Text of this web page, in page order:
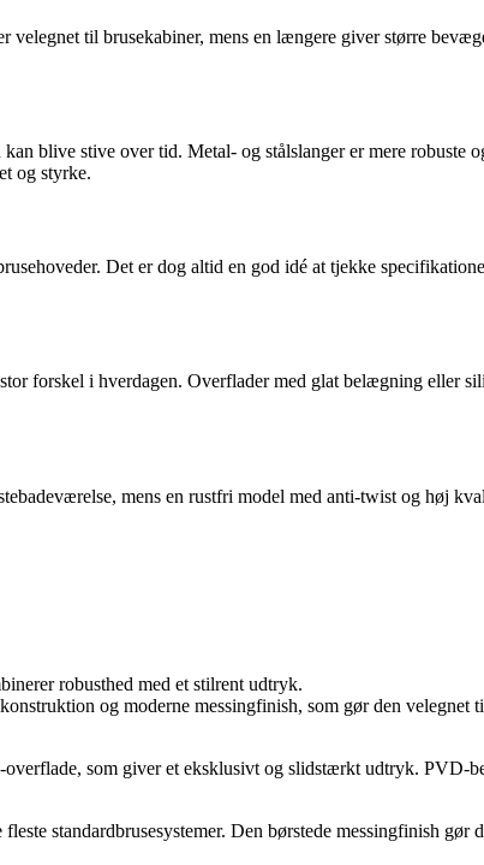
til brusekabiner, mens en længere giver større
blive stive over tid. Metal- og stålslanger er mere
og styrke.
Det er dog altid en god idé at tjekke
forskel i hverdagen. Overflader med glat belægning eller
mens en rustfri model med anti-twist og høj
robusthed med et stilrent udtryk.
og moderne messingfinish, som gør den
som giver et eksklusivt og slidstærkt udtryk. PVD-
standardbrusesystemer. Den børstede messingfinish